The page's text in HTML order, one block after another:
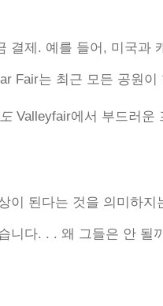
결제. 예를 들어, 미국과
Fair는 최근 모든 공원이
Valleyfair에서 부드러운
이 된다는 것을 의미하지
다. . . 왜 그들은 안 될